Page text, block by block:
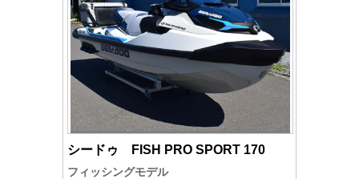
シードゥ FISH PRO SPORT 170
フィッシングモデル